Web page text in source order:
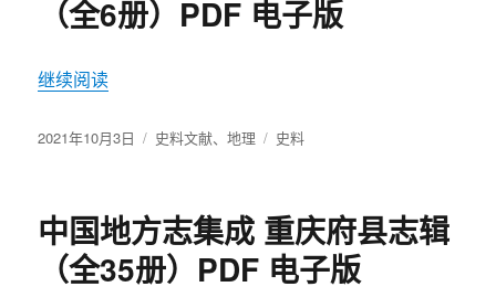
（全6册）PDF 电子版
继续阅读
发
2021年10月3日
分
史料文献、地理
标
史料
中国地方志集成 重庆府县志辑
（全35册）PDF 电子版